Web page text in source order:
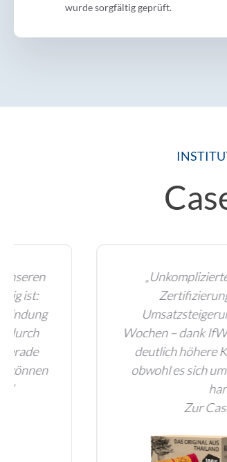
wurde sorgfältig geprüft.
„Unkomplizierter Ablauf,
Zertifizierung und spürbare
Umsatzsteigerung innerhalb
Wochen – dank IfW-Siegel haben
deutlich höhere Klickrate
obwohl es sich um ein
Zur Case Study →